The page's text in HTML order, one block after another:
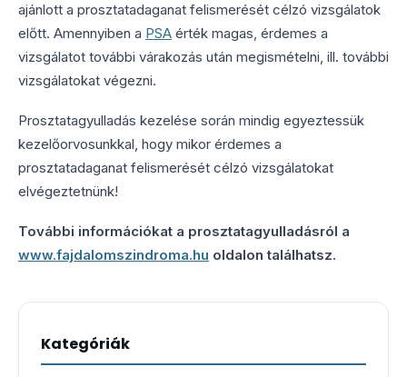
ajánlott a prosztatadaganat felismerését célzó vizsgálatok
előtt. Amennyiben a PSA érték magas, érdemes a
vizsgálatot további várakozás után megismételni, ill. további
vizsgálatokat végezni.
Prosztatagyulladás kezelése során mindig egyeztessük
kezelőorvosunkkal, hogy mikor érdemes a
prosztatadaganat felismerését célzó vizsgálatokat
elvégeztetnünk!
További információkat a prosztatagyulladásról a
www.fajdalomszindroma.hu oldalon találhatsz.
Kategóriák